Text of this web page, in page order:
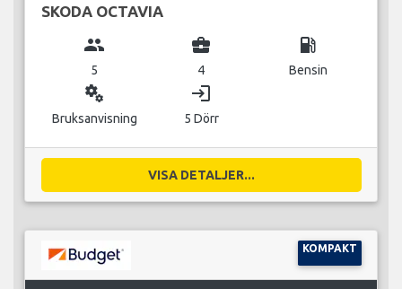
SKODA OCTAVIA
group
5
business_center
4
local_gas_station
Bensin
miscellaneous_services
Bruksanvisning
login
5 Dörr
VISA DETALJER...
KOMPAKT